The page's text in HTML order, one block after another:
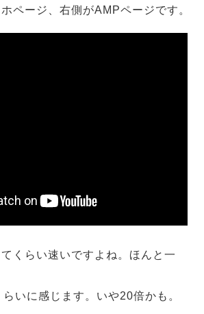
ページ、右側がAMPページです。
てくらい速いですよね。ほんと一
いに感じます。いや20倍かも。